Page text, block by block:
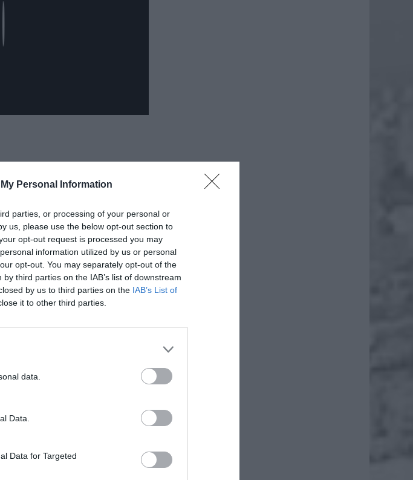
Personal Information
parties, or processing of your personal or
us, please use the below opt-out section to
opt-out request is processed you may
information utilized by us or personal
opt-out. You may separately opt-out of the
third parties on the IAB’s list of downstream
by us to third parties on the IAB’s List of
it to other third parties.
data.
Data.
Data for Targeted
Google